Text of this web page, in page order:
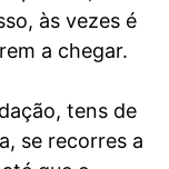
às vezes é
a chegar.
tens de
se recorres a